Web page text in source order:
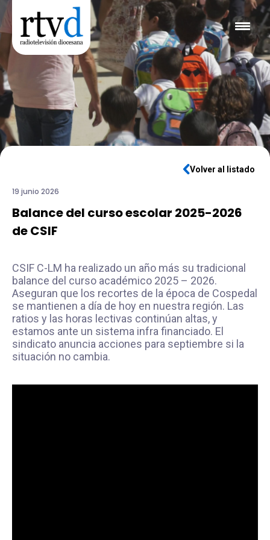
Volver al listado
19 junio 2026
Balance del curso escolar 2025-2026
de CSIF
CSIF C-LM ha realizado un año más su tradicional
balance del curso académico 2025 – 2026.
Aseguran que los recortes de la época de Cospedal
se mantienen a día de hoy en nuestra región. Las
ratios y las horas lectivas continúan altas, y
estamos ante un sistema infra financiado. El
sindicato anuncia acciones para septiembre si la
situación no cambia.